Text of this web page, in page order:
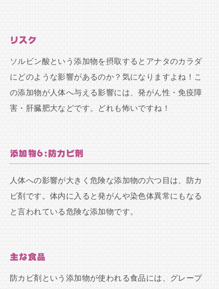
リスク
ソルビン酸という添加物を摂取するとアナタのカラダ
にどのような影響があるのか？気になりますよね！こ
の添加物が人体へ与える影響には、発がん性・免疫障
害・肝臓肥大などです。どれも怖いですね！
添加物6:防カビ剤
人体への影響が大きく危険な添加物の六つ目は、防カ
ビ剤です。体内に入ると発がんや染色体異常にもなる
と言われている危険な添加物です。
主な食品
防カビ剤という添加物が使われる食品には、グレープ